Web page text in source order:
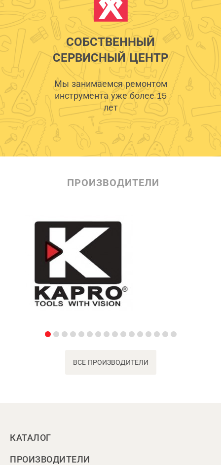
СОБСТВЕННЫЙ
СЕРВИСНЫЙ ЦЕНТР
Мы занимаемся ремонтом
инструмента уже более 15
лет
ПРОИЗВОДИТЕЛИ
ВСЕ ПРОИЗВОДИТЕЛИ
КАТАЛОГ
ПРОИЗВОДИТЕЛИ